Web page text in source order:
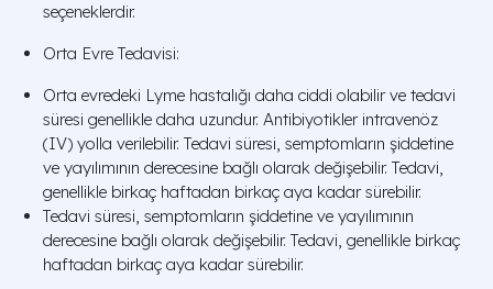
seçeneklerdir.
Orta Evre Tedavisi:
Orta evredeki Lyme hastalığı daha ciddi olabilir ve tedavi
süresi genellikle daha uzundur. Antibiyotikler intravenöz
(IV) yolla verilebilir. Tedavi süresi, semptomların şiddetine
ve yayılımının derecesine bağlı olarak değişebilir. Tedavi,
genellikle birkaç haftadan birkaç aya kadar sürebilir.
Tedavi süresi, semptomların şiddetine ve yayılımının
derecesine bağlı olarak değişebilir. Tedavi, genellikle birkaç
haftadan birkaç aya kadar sürebilir.